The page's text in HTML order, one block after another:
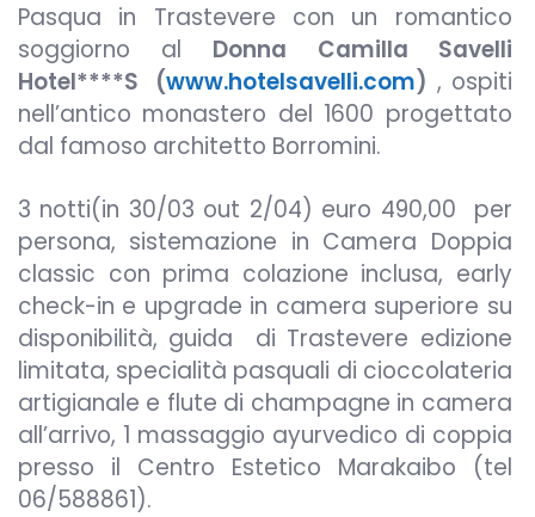
Pasqua in Trastevere con un romantico
soggiorno al Donna Camilla Savelli
Hotel****S
(www.hotelsavelli.com) , ospiti
nell’antico monastero del 1600 progettato
dal famoso architetto Borromini.
3 notti(in 30/03 out 2/04) euro 490,00 per
persona, sistemazione in Camera Doppia
classic con prima colazione inclusa, early
check-in e upgrade in camera superiore su
disponibilità, guida di Trastevere edizione
limitata, specialità pasquali di cioccolateria
artigianale e flute di champagne in camera
all’arrivo, 1 massaggio ayurvedico di coppia
presso il Centro Estetico Marakaibo (tel
06/588861).